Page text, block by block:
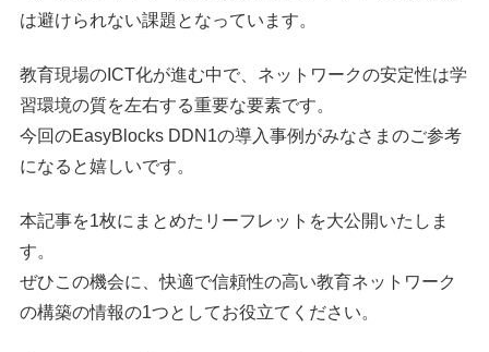
は避けられない課題となっています。
教育現場のICT化が進む中で、ネットワークの安定性は学
習環境の質を左右する重要な要素です。
今回のEasyBlocks DDN1の導入事例がみなさまのご参考
になると嬉しいです。
本記事を1枚にまとめたリーフレットを大公開いたしま
す。
ぜひこの機会に、快適で信頼性の高い教育ネットワーク
の構築の情報の1つとしてお役立てください。